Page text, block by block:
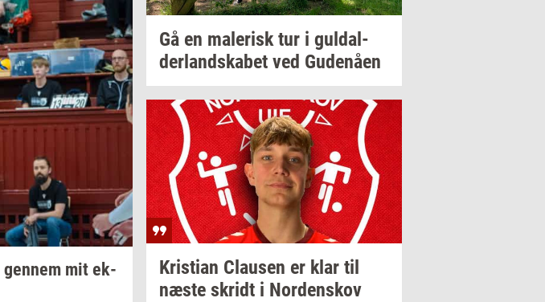
gen­nem mit ek­
Gå en ma­le­risk tur i gul­dal­
der­land­ska­bet ved Gu­denå­en
Kri­sti­an Clau­sen er klar til
næste skridt i Nor­denskov